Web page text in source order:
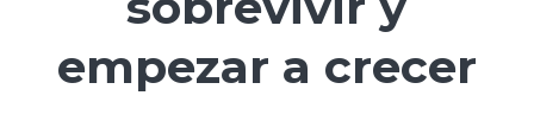
empezar a crecer